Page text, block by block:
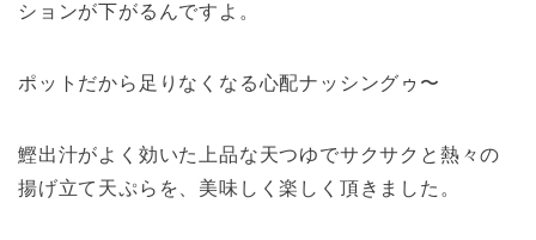
ションが下がるんですよ。
ポットだから足りなくなる心配ナッシングゥ〜
鰹出汁がよく効いた上品な天つゆでサクサクと熱々の
揚げ立て天ぷらを、美味しく楽しく頂きました。